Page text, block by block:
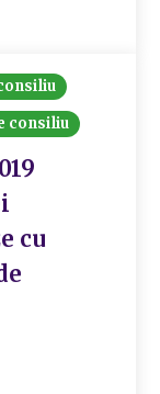
consiliu
cu